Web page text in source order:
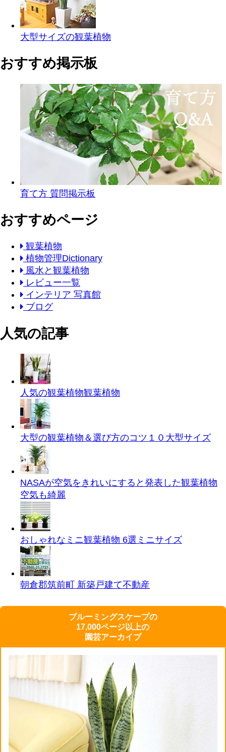
大型サイズの観葉植物
おすすめ掲示板
育て方 質問掲示板
おすすめページ
観葉植物
植物管理Dictionary
風水と観葉植物
レビュー一覧
インテリア 写真館
ブログ
人気の記事
人気の観葉植物観葉植物
大型の観葉植物＆選び方のコツ１０ 大型サイズ
NASAが空気をきれいにすると発表した観葉植物
空気も綺麗
おしゃれなミニ観葉植物 6選 ミニサイズ
朝倉郡筑前町 新築戸建て不動産
ブルーミングスケープの
17,000ページ以上の
園芸アーカイブ